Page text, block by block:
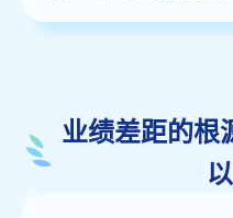
业绩差距的根